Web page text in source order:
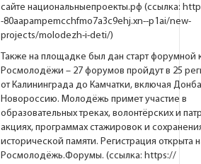
сайте национальныепроекты.рф (ссылка:
-80aapampemcchfmo7a3c9ehj.xn--p1ai/new-
projects/molodezh-i-deti/)
Также на площадке был дан старт форумной
Росмолодёжи – 27 форумов пройдут в 25
от Калининграда до Камчатки, включая
Новороссию. Молодёжь примет участие в
образовательных треках, волонтёрских и
акциях, программах стажировок и
исторической памяти. Регистрация открыта
Росмолодёжь.Форумы. (ссылка: https://